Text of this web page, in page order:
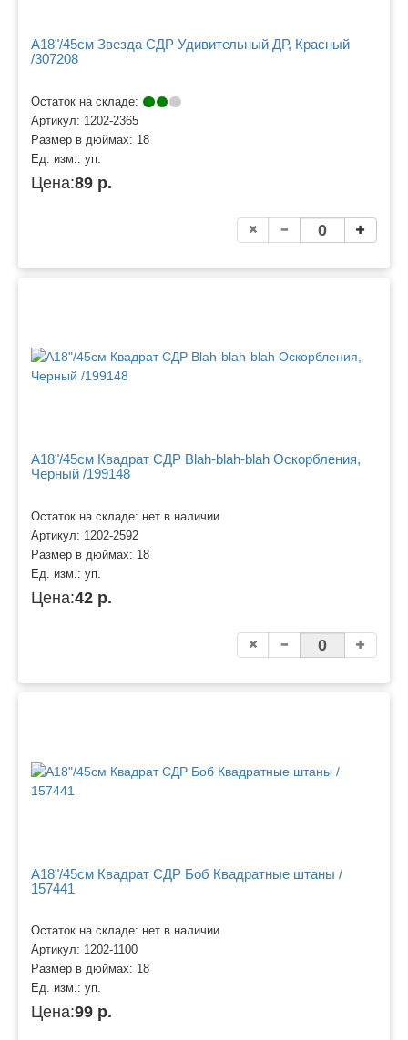
A18"/45см Звезда СДР Удивительный ДР, Красный
/307208
Остаток на складе:
Артикул: 1202-2365
Размер в дюймах: 18
Ед. изм.: уп.
Цена:89 р.
A18"/45см Квадрат СДР Blah-blah-blah Оскорбления,
Черный /199148
Остаток на складе: нет в наличии
Артикул: 1202-2592
Размер в дюймах: 18
Ед. изм.: уп.
Цена:42 р.
A18"/45см Квадрат СДР Боб Квадратные штаны /
157441
Остаток на складе: нет в наличии
Артикул: 1202-1100
Размер в дюймах: 18
Ед. изм.: уп.
Цена:99 р.